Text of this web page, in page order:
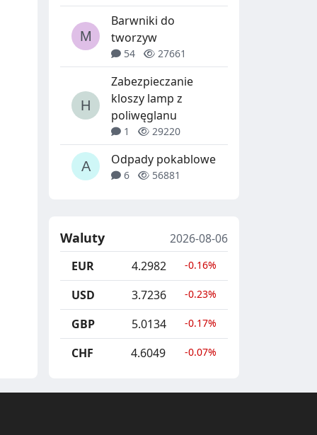
Barwniki do
tworzyw
54 27661
Zabezpieczanie
kloszy lamp z
poliwęglanu
1 29220
Odpady pokablowe
6 56881
Waluty
2026-08-06
EUR
4.2982 -0.16%
USD 3.7236 -0.23%
GBP 5.0134 -0.17%
CHF 4.6049 -0.07%